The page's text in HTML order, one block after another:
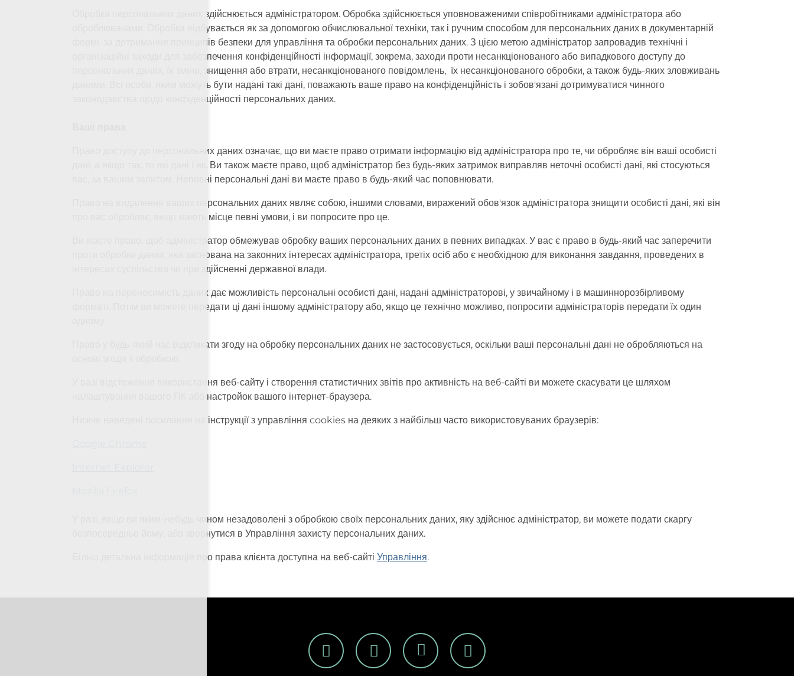
Обробка персональних даних здійснюється адміністратором. Обробка здійснюється уповноваженими співробітниками адміністратора або
оброблювачами. Обробка відбувається як за допомогою обчислювальної техніки, так і ручним способом для персональних даних в документарній
формі, за дотримання принципів безпеки для управління та обробки персональних даних. З цією метою адміністратор запровадив технічні і
організаційні заходи для забезпечення конфіденційності інформації, зокрема, заходи проти несанкціонованого або випадкового доступу до
персональних даних, їх зміни, знищення або втрати, несанкціонованого повідомлень, їх несанкціонованого обробки, а також будь-яких зловживань
даними. Всі особи, яким можуть бути надані такі дані, поважають ваше право на конфіденційність і зобов'язані дотримуватися чинного
законодавства щодо конфіденційності персональних даних.
Право доступу до персональних даних означає, що ви маєте право отримати інформацію від адміністратора про те, чи обробляє він ваші особисті
дані, а якщо так, то які дані і як. Ви також маєте право, щоб адміністратор без будь-яких затримок виправляв неточні особисті дані, які стосуються
вас, за вашим запитом. Неповні персональні дані ви маєте право в будь-який час поповнювати.
Право на видалення ваших персональних даних являє собою, іншими словами, виражений обов'язок адміністратора знищити особисті дані, які він
про вас обробляє, якщо мають місце певні умови, і ви попросите про це.
Ви маєте право, щоб адміністратор обмежував обробку ваших персональних даних в певних випадках. У вас є право в будь-який час заперечити
проти обробки даних, яка заснована на законних інтересах адміністратора, третіх осіб або є необхідною для виконання завдання, проведених в
інтересах суспільства чи при здійсненні державної влади.
Право на переносимість даних дає можливість персональні особисті дані, надані адміністраторові, у звичайному і в машиннорозбірливому
форматі. Потім ви можете передати ці дані іншому адміністратору або, якщо це технічно можливо, попросити адміністраторів передати їх один
Право у будь-який час відкликати згоду на обробку персональних даних не застосовується, оскільки ваші персональні дані не обробляються на
У разі відстеження використання веб-сайту і створення статистичних звітів про активність на веб-сайті ви можете скасувати це шляхом
налаштування вашого ПК або настройок вашого інтернет-браузера.
Нижче наведені посилання на інструкції з управління cookies на деяких з найбільш часто використовуваних браузерів:
У разі, якщо ви яким-небудь чином незадоволені з обробкою своїх персональних даних, яку здійснює адміністратор, ви можете подати скаргу
безпосередньо йому, або звернутися в Управління захисту персональних даних.
Більш детальна інформація про права клієнта доступна на веб-сайті Управління.